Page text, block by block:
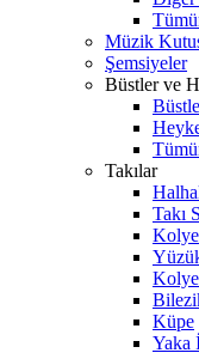
Müzik
Şemsiyeler
Büstler ve
Takılar
Takı
Kolye
Küpe
Yaka